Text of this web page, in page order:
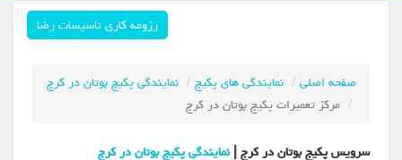
رزومه کاری تاسیسات رضا
صفحه اصلی نمایندگی های پکیج
نمایندگی پکیج بوتان در کرج
مرکز تعمیرات پکیج بوتان در کرج
سرویس پکیج بوتان در کرج |نمایندگی پکیج بوتان در کرج